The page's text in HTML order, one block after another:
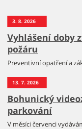
3. 8. 2026
Vyhlášení doby
požáru
Preventivní opatření a
13. 7. 2026
Bohunický
parkování
V měsíci červenci